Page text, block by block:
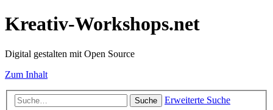
Kreativ-Workshops.net
Digital gestalten mit Open Source
Zum Inhalt
Suche Erweiterte Suche